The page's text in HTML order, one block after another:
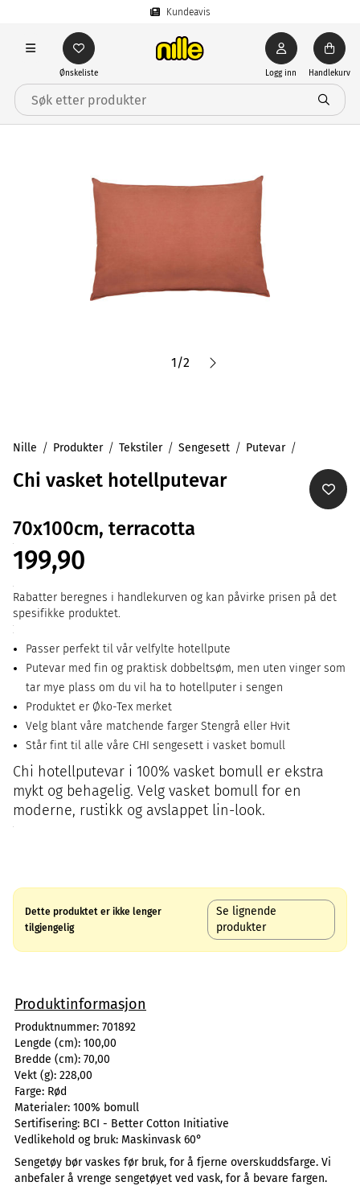
Kundeavis
Ønskeliste Logg inn Handlekurv
1/2
Nille Produkter Tekstiler Sengesett Putevar
Chi vasket hotellputevar
70x100cm, terracotta
199,90
Rabatter beregnes i handlekurven og kan påvirke prisen på det
spesifikke produktet.
Passer perfekt til vår velfylte hotellpute
Putevar med fin og praktisk dobbeltsøm, men uten vinger som
tar mye plass om du vil ha to hotellputer i sengen
Produktet er Øko-Tex merket
Velg blant våre matchende farger Stengrå eller Hvit
Står fint til alle våre CHI sengesett i vasket bomull
Chi hotellputevar i 100% vasket bomull er ekstra
mykt og behagelig. Velg vasket bomull for en
moderne, rustikk og avslappet lin-look.
Dette produktet er ikke lenger
tilgjengelig
Se lignende
produkter
Produktinformasjon
Produktnummer: 701892
Lengde (cm): 100,00
Bredde (cm): 70,00
Vekt (g): 228,00
Farge: Rød
Materialer: 100% bomull
Sertifisering: BCI - Better Cotton Initiative
Vedlikehold og bruk: Maskinvask 60°
Sengetøy bør vaskes før bruk, for å fjerne overskuddsfarge. Vi
anbefaler å vrenge sengetøyet ved vask, for å bevare fargen.